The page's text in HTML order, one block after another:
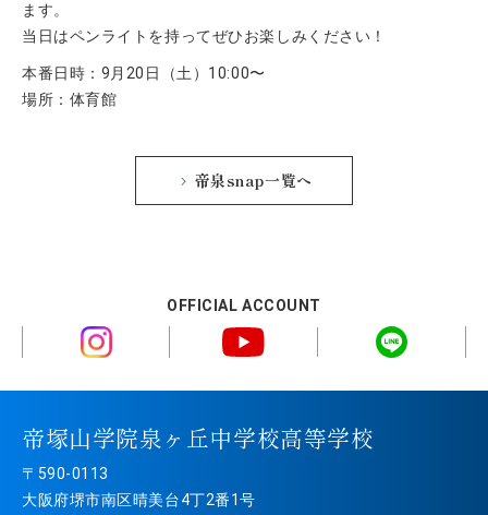
ます。
当日はペンライトを持ってぜひお楽しみください！
本番日時：9月20日（土）10:00〜
場所：体育館
帝泉snap一覧へ
OFFICIAL ACCOUNT
帝塚山学院泉ヶ丘中学校高等学校
〒590-0113
大阪府堺市南区晴美台4丁2番1号